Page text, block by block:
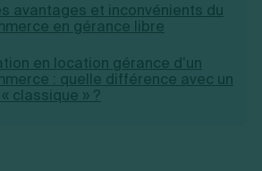
avantages et inconvénients du
en gérance libre
en location gérance d’un
: quelle différence avec un
classique » ?